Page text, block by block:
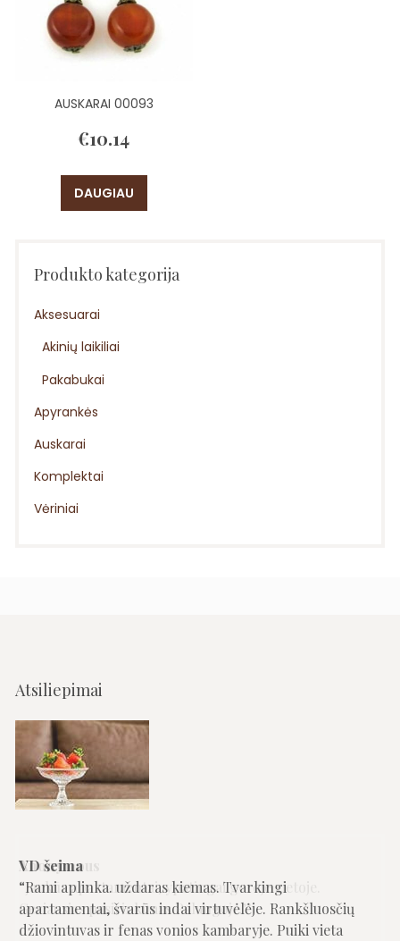
AUSKARAI 00093
€10.14
DAUGIAU
Produkto kategorija
Aksesuarai
Akinių laikiliai
Pakabukai
Apyrankės
Auskarai
Komplektai
Vėriniai
Atsiliepimai
VD šeima
Rami aplinka. uždaras kiemas. Tvarkingi
apartamentai, švarūs indai virtuvėlėje. Rankšluosčių
džiovintuvas ir fenas vonios kambaryje. Puiki vieta